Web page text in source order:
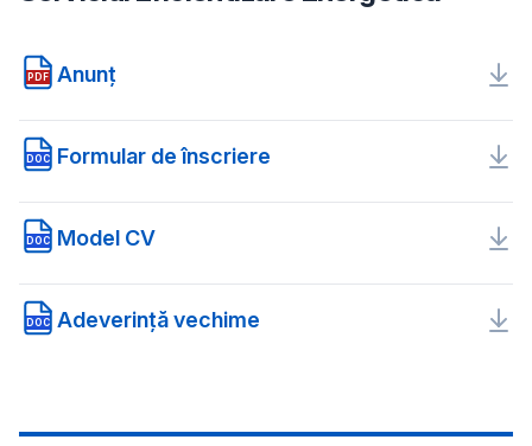
PDF Anunț
DOC Formular de înscriere
DOC Model CV
DOC Adeverință vechime